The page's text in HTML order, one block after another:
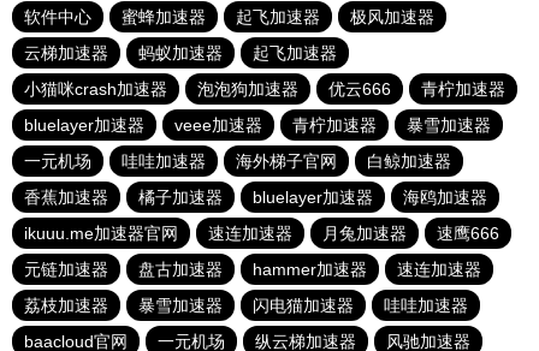
软件中心
蜜蜂加速器 起飞加速器
极风加速器
云梯加速器
蚂蚁加速器
起飞加速器
小猫咪crash加速器
泡泡狗加速器 优云666
青柠加速器
bluelayer加速器
veee加速器 青柠加速器
暴雪加速器
一元机场
哇哇加速器 海外梯子官网
白鲸加速器
香蕉加速器
橘子加速器 bluelayer加速器
海鸥加速器
ikuuu.me加速器官网
速连加速器 月兔加速器
速鹰666
元链加速器
盘古加速器 hammer加速器
速连加速器
荔枝加速器
暴雪加速器 闪电猫加速器
哇哇加速器
baacloud官网
一元机场 纵云梯加速器 风驰加速器